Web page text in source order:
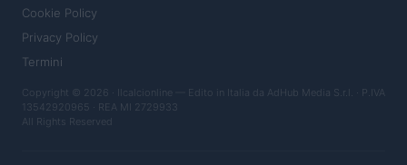
Cookie Policy
Privacy Policy
Termini
Copyright © 2026 · Ilcalcionline — Edito in Italia da AdHub Media S.r.l. · P.IVA
13542920965 · REA MI 2729933
All Rights Reserved